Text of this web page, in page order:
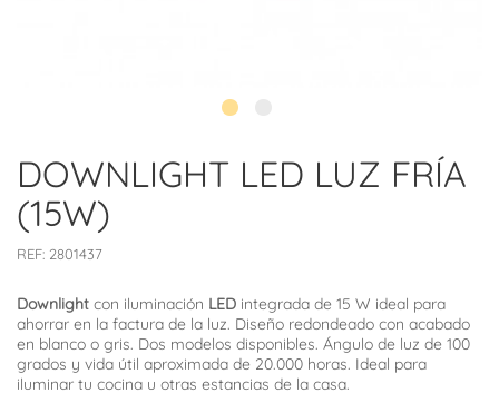
DOWNLIGHT LED LUZ FRÍA
(15W)
REF: 2801437
Downlight con iluminación LED integrada de 15 W ideal para
ahorrar en la factura de la luz. Diseño redondeado con acabado
en blanco o gris. Dos modelos disponibles. Ángulo de luz de 100
grados y vida útil aproximada de 20.000 horas. Ideal para
iluminar tu cocina u otras estancias de la casa.